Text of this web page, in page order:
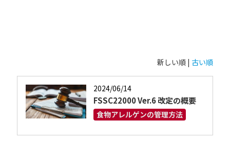
新しい順 | 古い順
2024/06/14
FSSC22000 Ver.6 改定の概要
食物アレルゲンの管理方法